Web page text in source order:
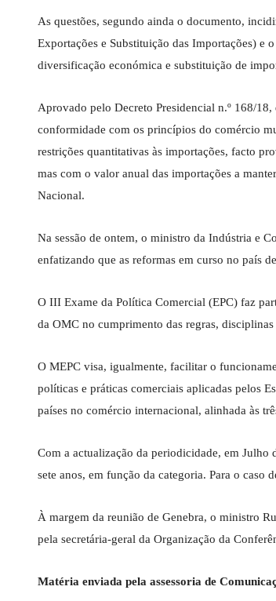
As questões, segundo ainda o documento,
Exportações e Substituição das Importações) e
diversificação económica e substituição de
Aprovado pelo Decreto Presidencial n.º 168/
conformidade com os princípios do comércio
restrições quantitativas às importações, facto
mas com o valor anual das importações a
Nacional.
Na sessão de ontem, o ministro da Indústria e
enfatizando que as reformas em curso no país
O III Exame da Política Comercial (EPC) faz
da OMC no cumprimento das regras,
O MEPC visa, igualmente, facilitar o
políticas e práticas comerciais aplicadas pelos
países no comércio internacional, alinhada às
Com a actualização da periodicidade, em Julho
sete anos, em função da categoria. Para o caso
À margem da reunião de Genebra, o ministro
pela secretária-geral da Organização da
Matéria enviada pela assessoria de